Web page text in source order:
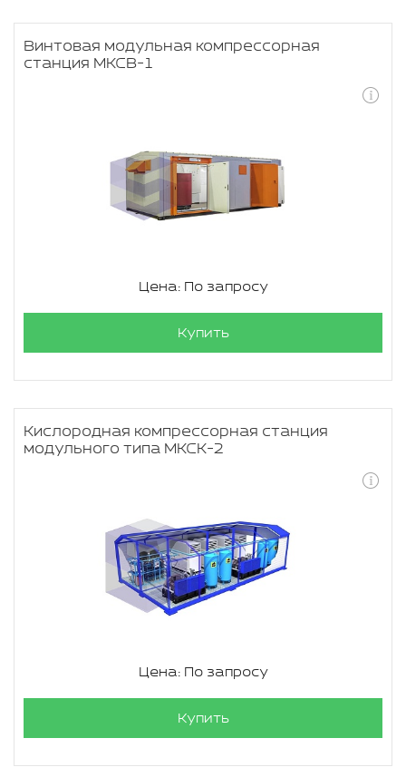
Винтовая модульная компрессорная
станция МКСВ-1
Цена: По запросу
Купить
Кислородная компрессорная станция
модульного типа МКСК-2
Цена: По запросу
Купить